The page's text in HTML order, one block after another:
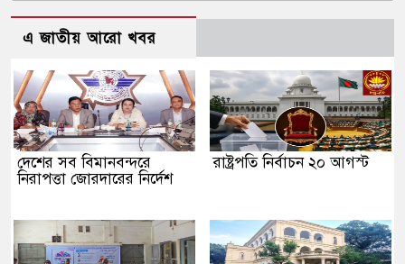
এ জাতীয় আরো খবর
দেশের সব বিমানবন্দরে
নিরাপত্তা জোরদারের নির্দেশ
রাষ্ট্রপতি নির্বাচন ২০ আগস্ট